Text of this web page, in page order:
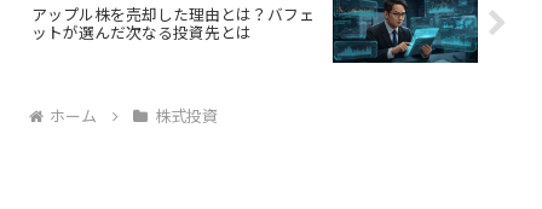
アップル株を売却した理由とは？バフェ
ットが選んだ次なる投資先とは
ホーム 株式投資